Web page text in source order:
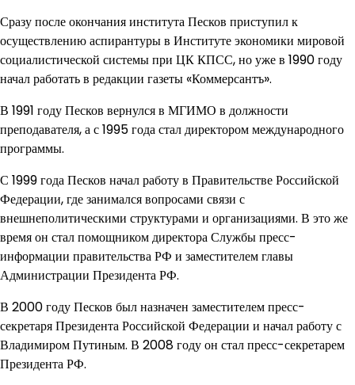
Сразу после окончания института Песков приступил к
осуществлению аспирантуры в Институте экономики мировой
социалистической системы при ЦК КПСС, но уже в 1990 году
начал работать в редакции газеты «Коммерсантъ».
В 1991 году Песков вернулся в МГИМО в должности
преподавателя, а с 1995 года стал директором международного
программы.
С 1999 года Песков начал работу в Правительстве Российской
Федерации, где занимался вопросами связи с
внешнеполитическими структурами и организациями. В это же
время он стал помощником директора Службы пресс-
информации правительства РФ и заместителем главы
Администрации Президента РФ.
В 2000 году Песков был назначен заместителем пресс-
секретаря Президента Российской Федерации и начал работу с
Владимиром Путиным. В 2008 году он стал пресс-секретарем
Президента РФ.